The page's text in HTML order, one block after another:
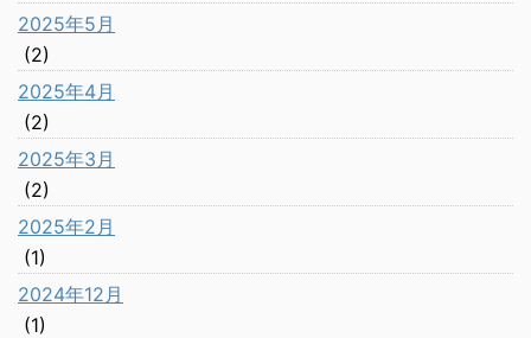
2025年5月
(2)
2025年4月
(2)
2025年3月
(2)
2025年2月
(1)
2024年12月
(1)